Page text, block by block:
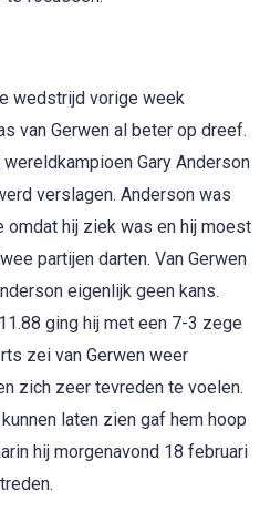
wedstrijd vorige week
van Gerwen al beter op dreef.
Gary Anderson
verslagen. Anderson was
hij ziek was en hij moest
partijen darten. Van Gerwen
eigenlijk geen kans.
ging hij met een 7-3 zege
zei van Gerwen weer
zich zeer tevreden te voelen.
laten zien gaf hem hoop
hij morgenavond 18 februari